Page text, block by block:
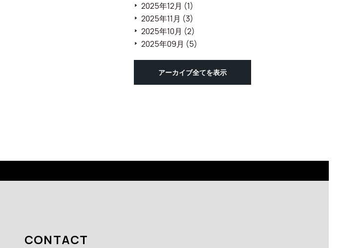
2025年12月 (1)
2025年11月 (3)
2025年10月 (2)
2025年09月 (5)
アーカイブ全てを表示
CONTACT